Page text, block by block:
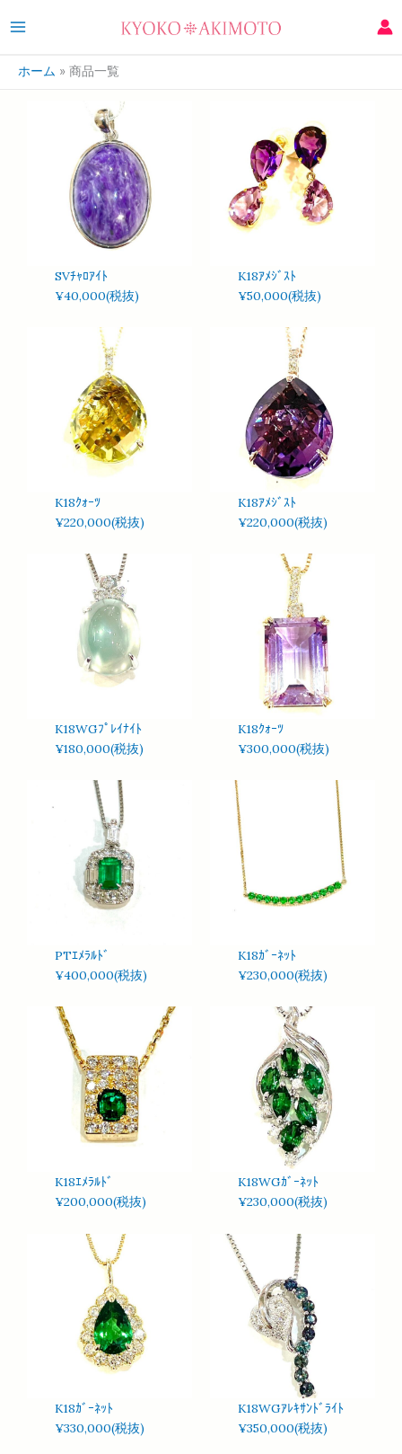
ホーム 商品一覧
SVﾁｬﾛｱｲﾄ
¥40,000(税抜)
K18ｱﾒｼﾞｽﾄ
¥50,000(税抜)
K18ｸｫｰﾂ
¥220,000(税抜)
K18ｱﾒｼﾞｽﾄ
¥220,000(税抜)
K18WGﾌﾟﾚｲﾅｲﾄ
¥180,000(税抜)
K18ｸｫｰﾂ
¥300,000(税抜)
PTｴﾒﾗﾙﾄﾞ
¥400,000(税抜)
K18ｶﾞｰﾈｯﾄ
¥230,000(税抜)
K18ｴﾒﾗﾙﾄﾞ
¥200,000(税抜)
K18WGｶﾞｰﾈｯﾄ
¥230,000(税抜)
K18ｶﾞｰﾈｯﾄ
¥330,000(税抜)
K18WGｱﾚｷｻﾝﾄﾞﾗｲﾄ
¥350,000(税抜)